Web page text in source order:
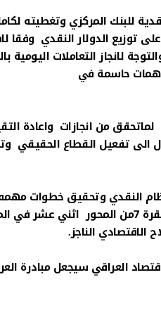
للبنك المركزي وتغطيته
توزيع الدولار النقدي وفقا
لانجاز التعاملات اليومية
حاسمة في
من انجازات واعادة
الى تفعيل القطاع الحقيقي
النقدي وتحقيق خطوات
المساهمة في الاستثمار والتنمية كما ورد في
الاقتصادي الناجز.
العراقي سيجعل مبادرة